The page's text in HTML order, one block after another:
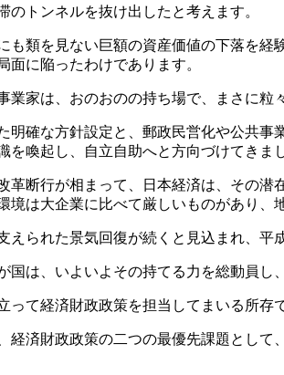
トンネルを抜け出したと考えます。
類を見ない巨額の資産価値の下落を
に陥ったわけであります。
家は、おのおのの持ち場で、まさに粒
確な方針設定と、郵政民営化や公共
喚起し、自立自助へと方向づけてきま
断行が相まって、日本経済は、その
は大企業に比べて厳しいものがあり
られた景気回復が続くと見込まれ、平
は、いよいよその持てる力を総動員し
て経済財政政策を担当してまいる所存で
済財政政策の二つの最優先課題とし